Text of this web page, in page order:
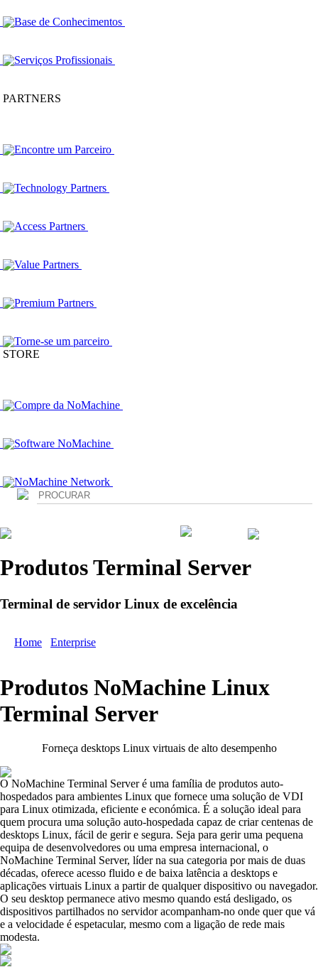
Base de Conhecimentos
Serviços Profissionais
PARTNERS
Encontre um Parceiro
Technology Partners
Access Partners
Value Partners
Premium Partners
Torne-se um parceiro
STORE
Compre da NoMachine
Software NoMachine
NoMachine Network
Produtos Terminal Server
Terminal de servidor Linux de excelência
Home Enterprise
Produtos NoMachine Linux
Terminal Server
Forneça desktops Linux virtuais de alto desempenho
O NoMachine Terminal Server é uma família de produtos auto-
hospedados para ambientes Linux que fornece uma solução de VDI
para Linux otimizada, eficiente e económica. É a solução ideal para
quem procura uma solução auto-hospedada capaz de criar centenas de
desktops Linux, fácil de gerir e segura. Seja para gerir uma pequena
equipa de desenvolvedores ou uma empresa internacional, o
NoMachine Terminal Server, líder na sua categoria por mais de duas
décadas, oferece acesso fluido e de baixa latência a desktops e
aplicações virtuais Linux a partir de qualquer dispositivo ou navegador.
O seu desktop permanece ativo mesmo quando está desligado, os
dispositivos partilhados no servidor acompanham-no onde quer que vá
e a velocidade é espetacular, mesmo com a ligação de rede mais
modesta.